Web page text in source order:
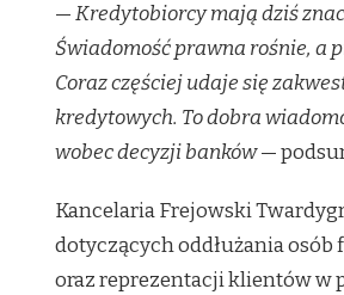
—Kredytobiorcy mają dziś
Świadomość prawna rośnie, a
Coraz częściej udaje się
kredytowych. To dobra
wobec decyzji banków—
Kancelaria Frejowski
dotyczących oddłużania
oraz reprezentacji klientów w